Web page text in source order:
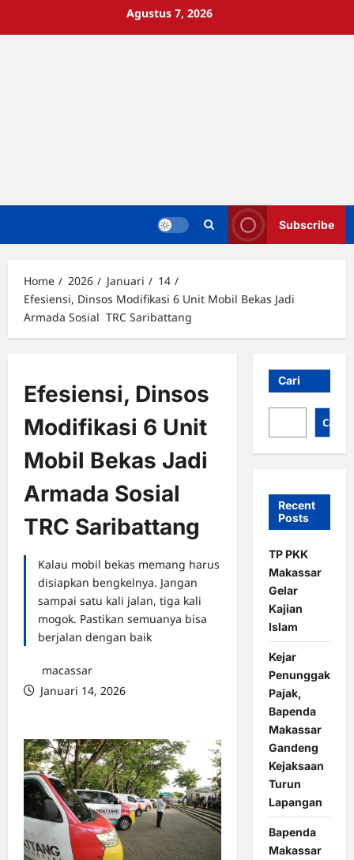
Agustus 7, 2026
Subscribe
Home 2026 Januari
14
Efesiensi, Dinsos Modifikasi 6 Unit Mobil Bekas Jadi
Armada Sosial TRC Saribattang
Efesiensi, Dinsos
Modifikasi 6 Unit
Mobil Bekas Jadi
Armada Sosial
TRC Saribattang
Kalau mobil bekas memang harus
disiapkan bengkelnya. Jangan
sampai satu kali jalan, tiga kali
mogok. Pastikan semuanya bisa
berjalan dengan baik
macassar
Januari 14, 2026
Cari
Cari
Recent
Posts
TP PKK
Makassar
Gelar
Kajian
Islam
Kejar
Penunggak
Pajak,
Bapenda
Makassar
Gandeng
Kejaksaan
Turun
Lapangan
Bapenda
Makassar